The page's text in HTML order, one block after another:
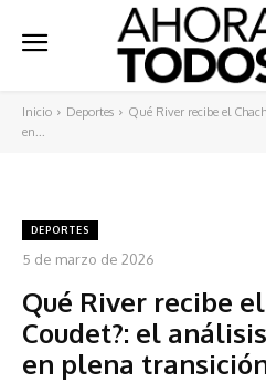
Inicio Deportes
Qué River recibe el
en...
DEPORTES
5 de marzo de 2026
Qué River recibe
Coudet?: el
en plena